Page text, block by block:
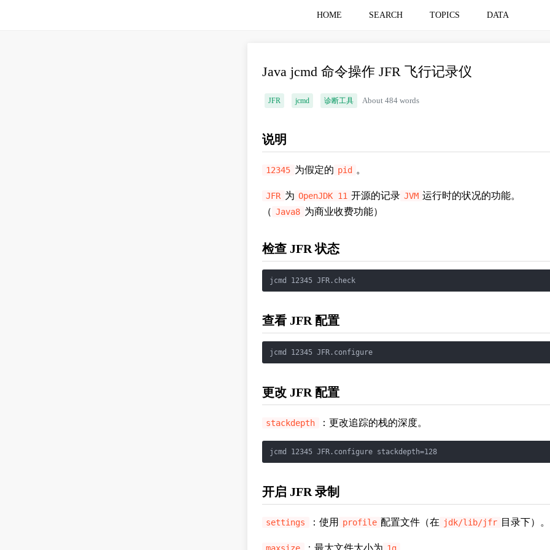
HOME SEARCH TOPICS DATA
Java jcmd 命令操作 JFR 飞行记录仪
JFR jcmd 诊断工具 About 484 words
说明
12345 为假定的 pid 。
JFR 为 OpenJDK 11 开源的记录 JVM 运行时的状况的功能。
（ Java8 为商业收费功能）
检查 JFR 状态
jcmd 12345 JFR.check
查看 JFR 配置
jcmd 12345 JFR.configure
更改 JFR 配置
stackdepth ：更改追踪的栈的深度。
jcmd 12345 JFR.configure stackdepth=128
开启 JFR 录制
settings ：使用 profile 配置文件（在 jdk/lib/jfr 目录下）。
：最大文件大小为